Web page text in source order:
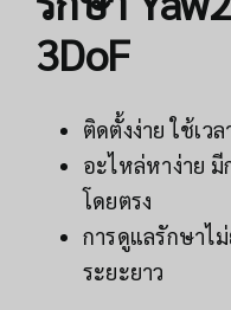
3DoF
ติดตั้งง่าย ใช้เว
อะไหล่หาง่าย
โดยตรง
การดูแลรักษาไ
ระยะยาว